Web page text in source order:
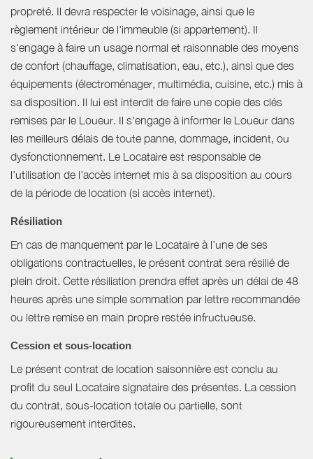
propreté. Il devra respecter le voisinage, ainsi que le
règlement intérieur de l'immeuble (si appartement). Il
s'engage à faire un usage normal et raisonnable des moyens
de confort (chauffage, climatisation, eau, etc.), ainsi que des
équipements (électroménager, multimédia, cuisine, etc.) mis à
sa disposition. Il lui est interdit de faire une copie des clés
remises par le Loueur. Il s'engage à informer le Loueur dans
les meilleurs délais de toute panne, dommage, incident, ou
dysfonctionnement. Le Locataire est responsable de
l'utilisation de l'accès internet mis à sa disposition au cours
de la période de location (si accès internet).
Résiliation
En cas de manquement par le Locataire à l’une de ses
obligations contractuelles, le présent contrat sera résilié de
plein droit. Cette résiliation prendra effet après un délai de 48
heures après une simple sommation par lettre recommandée
ou lettre remise en main propre restée infructueuse.
Cession et sous-location
Le présent contrat de location saisonnière est conclu au
profit du seul Locataire signataire des présentes. La cession
du contrat, sous-location totale ou partielle, sont
rigoureusement interdites.